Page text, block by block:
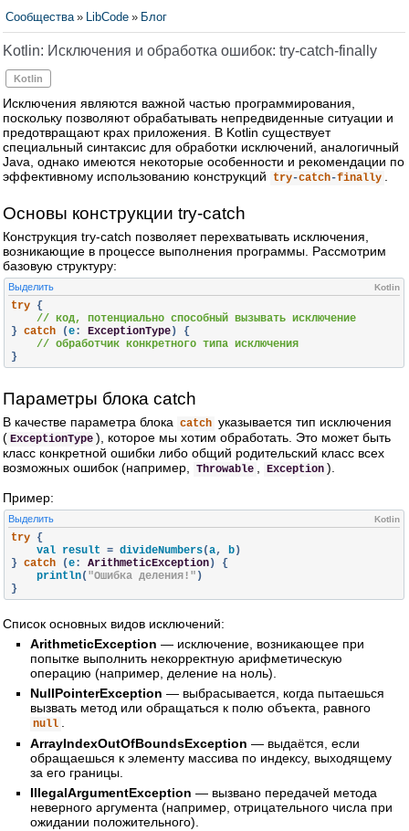
Сообщества » LibCode » Блог
Kotlin: Исключения и обработка ошибок: try-catch-finally
Kotlin
Исключения являются важной частью программирования,
поскольку позволяют обрабатывать непредвиденные ситуации и
предотвращают крах приложения. В Kotlin существует
специальный синтаксис для обработки исключений, аналогичный
Java, однако имеются некоторые особенности и рекомендации по
эффективному использованию конструкций
try-catch-finally
Основы конструкции try-catch
Конструкция try-catch позволяет перехватывать исключения,
возникающие в процессе выполнения программы. Рассмотрим
базовую структуру:
Выделить Kotlin
try {
// код, потенциально способный вызывать исключение
} catch (e: ExceptionType)
{
// обработчик конкретного типа исключения
}
Параметры блока catch
В качестве параметра блока catch указывается тип исключения
( ExceptionType ), которое мы хотим обработать. Это может быть
класс конкретной ошибки либо общий родительский класс всех
возможных ошибок (например,
Throwable Exception ).
Пример:
Выделить Kotlin
try {
    val result
= divideNumbers(a, b)
} catch (e: ArithmeticException)
{
    println
( "Ошибка деления!" )
}
Список основных видов исключений:
ArithmeticException — исключение, возникающее при
попытке выполнить некорректную арифметическую
операцию (например, деление на ноль).
NullPointerException — выбрасывается, когда пытаешься
вызвать метод или обращаться к полю объекта, равного
null
ArrayIndexOutOfBoundsException — выдаётся, если
обращаешься к элементу массива по индексу, выходящему
за его границы.
IllegalArgumentException — вызвано передачей метода
неверного аргумента (например, отрицательного числа при
ожидании положительного).